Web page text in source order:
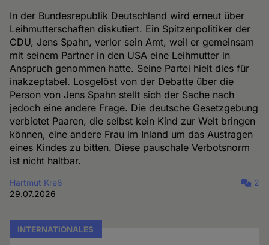
In der Bundesrepublik Deutschland wird erneut über
Leihmutterschaften diskutiert. Ein Spitzenpolitiker der
CDU, Jens Spahn, verlor sein Amt, weil er gemeinsam
mit seinem Partner in den USA eine Leihmutter in
Anspruch genommen hatte. Seine Partei hielt dies für
inakzeptabel. Losgelöst von der Debatte über die
Person von Jens Spahn stellt sich der Sache nach
jedoch eine andere Frage. Die deutsche Gesetzgebung
verbietet Paaren, die selbst kein Kind zur Welt bringen
können, eine andere Frau im Inland um das Austragen
eines Kindes zu bitten. Diese pauschale Verbotsnorm
ist nicht haltbar.
Hartmut Kreß
29.07.2026
2
INTERNATIONALES